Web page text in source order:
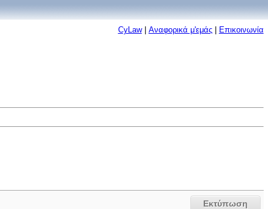
CyLaw| Αναφορικά μ'εμάς| Επικοινωνία
Εκτύπωση